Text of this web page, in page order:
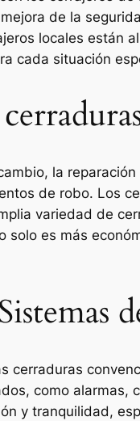
de la
locales están
cada situación
la
de robo. Los
variedad de
solo es más
cerraduras
como alarmas,
y tranquilidad,